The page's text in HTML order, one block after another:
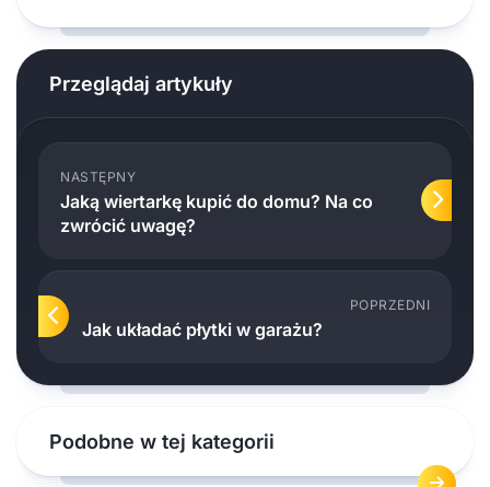
Przeglądaj artykuły
NASTĘPNY
Jaką wiertarkę kupić do domu? Na co
zwrócić uwagę?
POPRZEDNI
Jak układać płytki w garażu?
Podobne w tej kategorii